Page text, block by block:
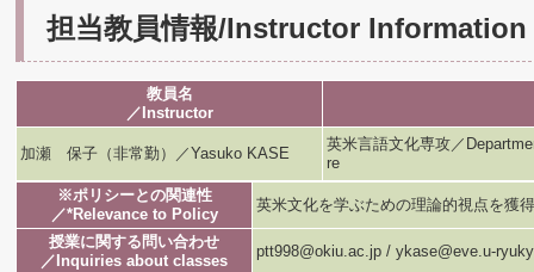
担当教員情報/Instructor Information
教員名
／Instructor
加瀬 保子（非常勤）／Yasuko KASE
英米言語文化専攻／
re
※ポリシーとの関連性
／*Relevance to Policy
英米文化を学ぶための理論的視点を獲
授業に関する問い合わせ
／Inquiries about classes
ptt998@okiu.ac.jp / ykase@eve.u-